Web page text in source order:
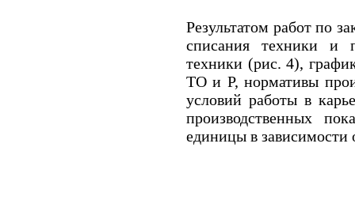
Результатом работ по
списания техники и
техники (рис. 4),
ТО и Р, нормативы
условий работы в
производственных
единицы в зависимости